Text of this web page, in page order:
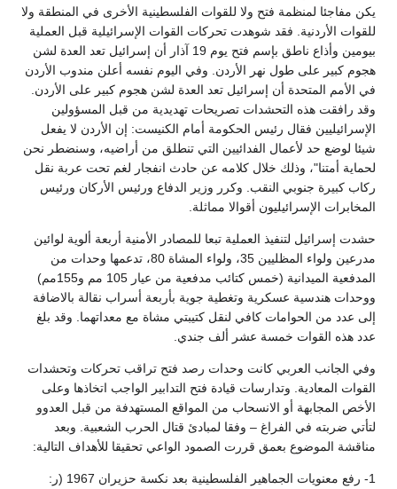
يكن مفاجئا لمنظمة فتح ولا للقوات الفلسطينية الأخرى في المنطقة ولا
للقوات الأردنية. فقد شوهدت تحركات القوات الإسرائيلية قبل العملية
بيومين وأذاع ناطق بإسم فتح يوم 19 آذار أن إسرائيل تعد العدة لشن
هجوم كبير على طول نهر الأردن. وفي اليوم نفسه أعلن مندوب الأردن
في الأمم المتحدة أن إسرائيل تعد العدة لشن هجوم كبير على الأردن.
وقد رافقت هذه التحشدات تصريحات تهديدية من قبل المسؤولين
الإسرائيليين فقال رئيس الحكومة أمام الكنيست: إن الأردن لا يفعل
شيئا لوضع حد لأعمال الفدائيين التي تنطلق من أراضيه، وسنضطر نحن
لحماية أمتنا"، وذلك خلال كلامه عن حادث انفجار لغم تحت عربة نقل
ركاب كبيرة جنوبي النقب. وكرر وزير الدفاع ورئيس الأركان ورئيس
المخابرات الإسرائيليون أقوالا مماثلة.
حشدت إسرائيل لتنفيذ العملية تبعا للمصادر الأمنية أربعة ألوية لوائين
مدرعين ولواء المظليين 35، ولواء المشاة 80، تدعمها وحدات من
المدفعية الميدانية (خمس كتائب مدفعية من عيار 105 مم و155مم)
ووحدات هندسية عسكرية وتغطية جوية بأربعة أسراب نقالة بالاضافة
إلى عدد من الحوامات كافي لنقل كتيبتي مشاة مع معداتهما. وقد بلغ
عدد هذه القوات خمسة عشر ألف جندي.
وفي الجانب العربي كانت وحدات رصد فتح تراقب تحركات وتحشدات
القوات المعادية. وتدارسات قيادة فتح التدابير الواجب اتخاذها وعلى
الأخص المجابهة أو الانسحاب من المواقع المستهدفة من قبل العدوو
لتأتي ضربته في الفراغ – وفقا لمبادئ قتال الحرب الشعبية. وبعد
مناقشة الموضوع بعمق قررت الصمود الواعي تحقيقا للأهداف التالية:
1- رفع معنويات الجماهير الفلسطينية بعد نكسة حزيران 1967 (ر: